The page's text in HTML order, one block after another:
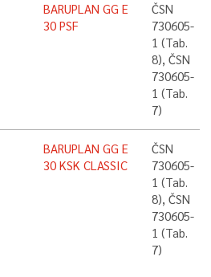
BARUPLAN GG E
30 PSF
ČSN
730605-
1 (Tab.
8), ČSN
730605-
1 (Tab.
7)
BARUPLAN GG E
30 KSK CLASSIC
ČSN
730605-
1 (Tab.
8), ČSN
730605-
1 (Tab.
7)